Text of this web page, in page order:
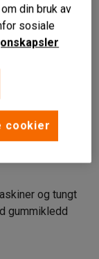
og tungt
gummikledd
din bruk av
sosiale
cookier